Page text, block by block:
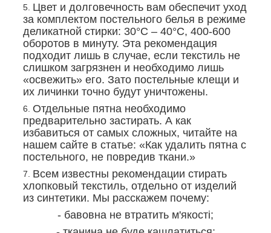
Цвет и долговечность вам обеспечит уход
за комплектом постельного белья в режиме
деликатной стирки: 30°С – 40°С, 400-600
оборотов в минуту. Эта рекомендация
подходит лишь в случае, если текстиль не
слишком загрязнен и необходимо лишь
«освежить» его. Зато постельные клещи и
их личинки точно будут уничтожены.
Отдельные пятна необходимо
предварительно застирать. А как
избавиться от самых сложных, читайте на
нашем сайте в статье: «Как удалить пятна с
постельного, не повредив ткани.»
Всем известны рекомендации стирать
хлопковый текстиль, отдельно от изделий
из синтетики. Мы расскажем почему:
- бавовна не втратить м'якості;